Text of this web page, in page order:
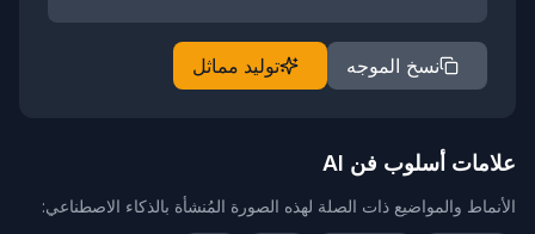
نسخ الموجه توليد مماثل
علامات أسلوب فن AI
الأنماط والمواضيع ذات الصلة لهذه الصورة المُنشأة بالذكاء الاصطناعي: